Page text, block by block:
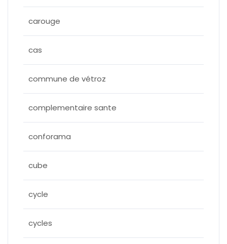
carouge
cas
commune de vétroz
complementaire sante
conforama
cube
cycle
cycles